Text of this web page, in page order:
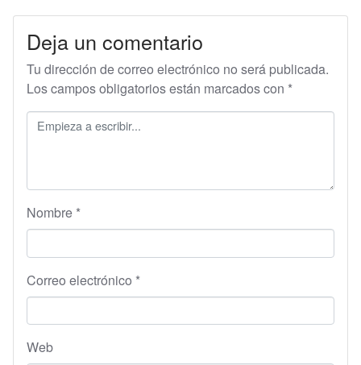
Deja un comentario
Tu dirección de correo electrónico no será publicada.
Los campos obligatorios están marcados con *
Nombre *
Correo electrónico *
Web